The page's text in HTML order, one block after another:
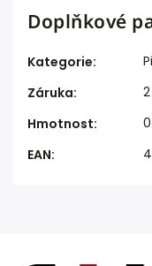
Doplňkové
Kategorie:
Záruka:
Hmotnost:
EAN: